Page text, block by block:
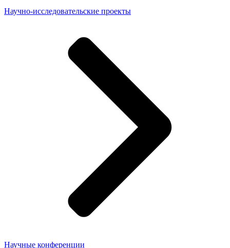
Научно-исследовательские проекты
Научные конференции